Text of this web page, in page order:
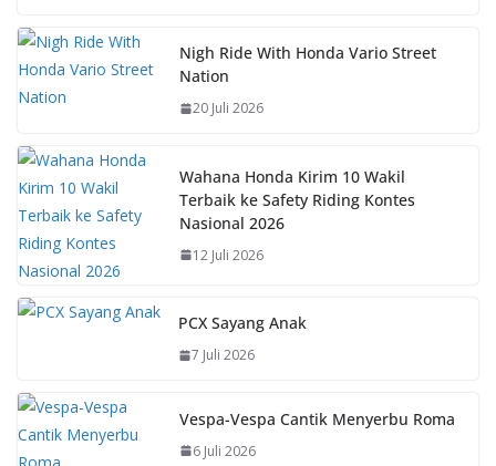
e
b
k
s
A
p
e
st
y
Li
k
Nigh Ride With Honda Vario Street
Nation
20 Juli 2026
Wahana Honda Kirim 10 Wakil
Terbaik ke Safety Riding Kontes
Nasional 2026
12 Juli 2026
PCX Sayang Anak
7 Juli 2026
Vespa-Vespa Cantik Menyerbu Roma
6 Juli 2026